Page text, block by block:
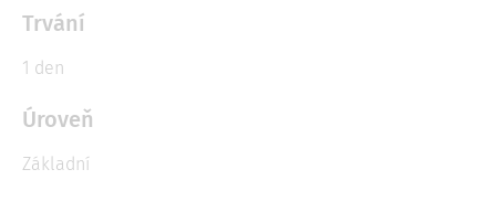
Trvání
1 den
Úroveň
Základní